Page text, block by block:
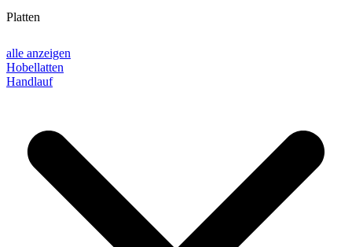
alle anzeigen
Hobellatten
Handlauf
Platten